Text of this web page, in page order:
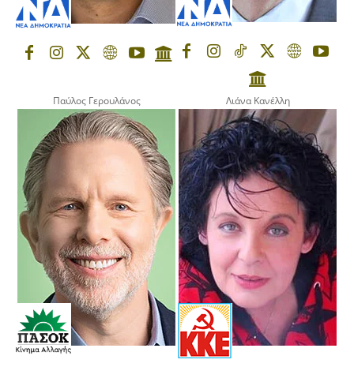
Παύλος Γερουλάνος Λιάνα Κανέλλη